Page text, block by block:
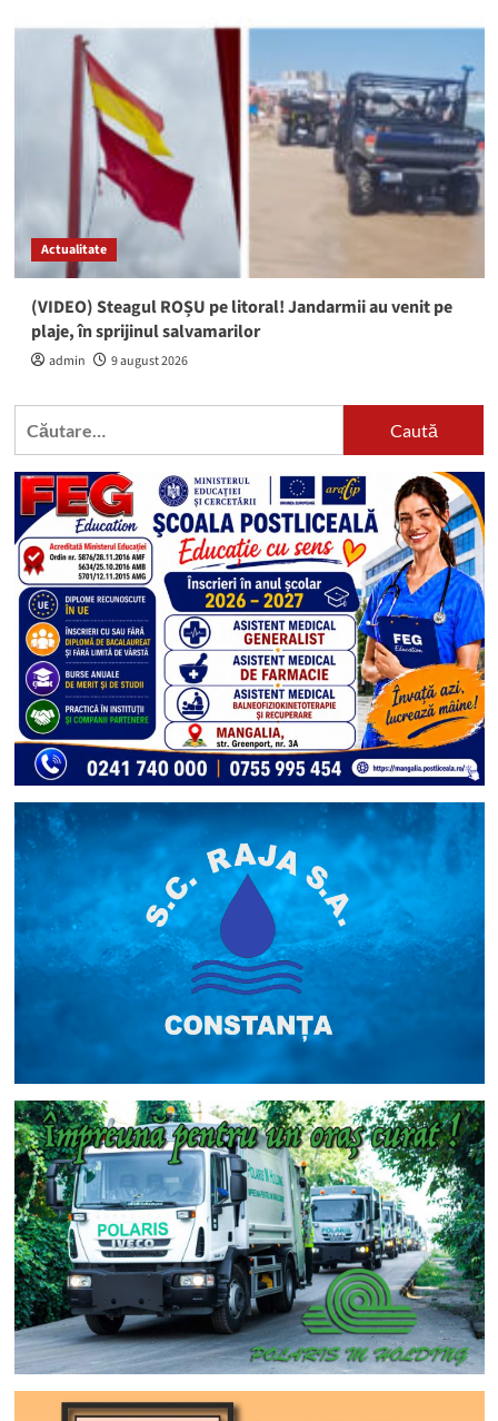
Actualitate
(VIDEO) Steagul ROȘU pe litoral! Jandarmii au venit pe
plaje, în sprijinul salvamarilor
admin 9 august 2026
Caută